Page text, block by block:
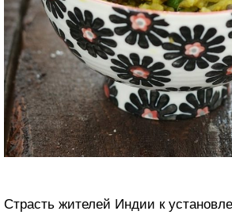
Страсть жителей Индии к